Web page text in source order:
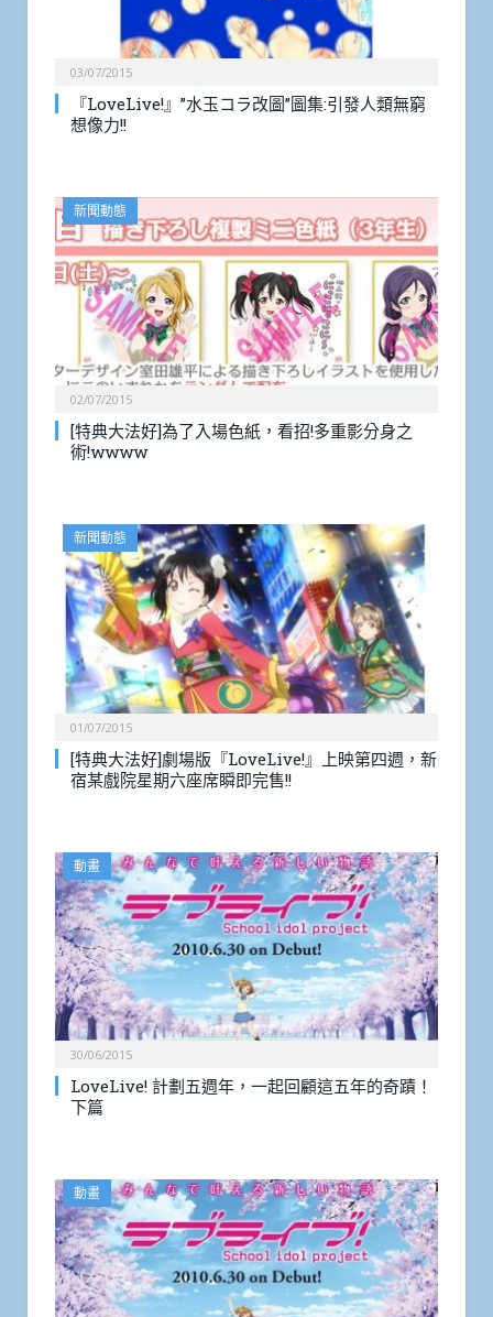
03/07/2015
『LoveLive!』”水玉コラ改圖”圖集:引發人類無窮
想像力!!
新聞動態
02/07/2015
[特典大法好]為了入場色紙，看招!多重影分身之
術!wwww
新聞動態
01/07/2015
[特典大法好]劇場版『LoveLive!』上映第四週，新
宿某戲院星期六座席瞬即完售!!
動畫
30/06/2015
LoveLive! 計劃五週年，一起回顧這五年的奇蹟！
下篇
動畫